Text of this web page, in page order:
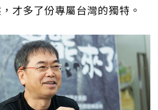
才多了份專屬台灣的獨特。